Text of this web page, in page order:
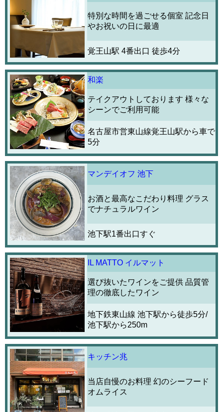
特別な時間を過ごせる個室 記念日
やお祝いの日に最適
覚王山駅 4番出口 徒歩4分
和楽
テイクアウトしております 様々な
シーンでご利用可能
名古屋市営東山線覚王山駅から車で
5分
マンデイオフ 池下
お酒と最高なこだわり料理 グラス
でナチュラルワイン
池下駅1番出口すぐ
IL MATTO イルマット
選び抜いたワインをご提供 品質管
理の徹底したワイン
地下鉄東山線 池下駅から徒歩5分/
池下駅から250m
キッチン兆
当店自慢のお料理 幻のシーフード
オムライス